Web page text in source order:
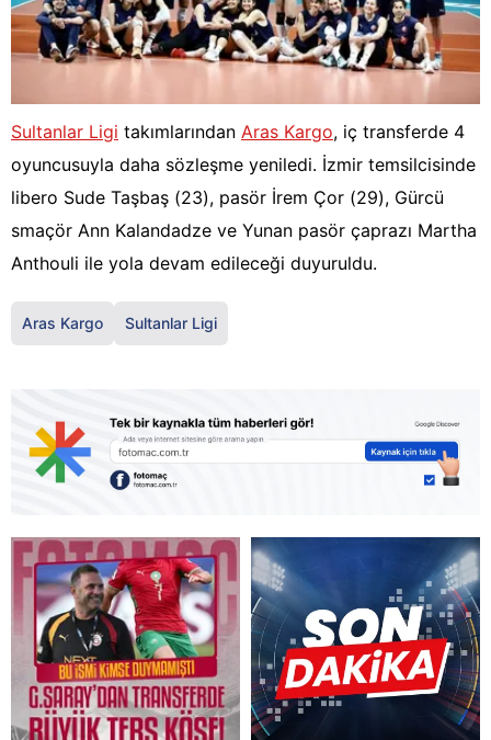
Sultanlar Ligi takımlarından Aras Kargo, iç transferde 4
oyuncusuyla daha sözleşme yeniledi. İzmir temsilcisinde
libero Sude Taşbaş (23), pasör İrem Çor (29), Gürcü
smaçör Ann Kalandadze ve Yunan pasör çaprazı Martha
Anthouli ile yola devam edileceği duyuruldu.
Aras Kargo Sultanlar Ligi